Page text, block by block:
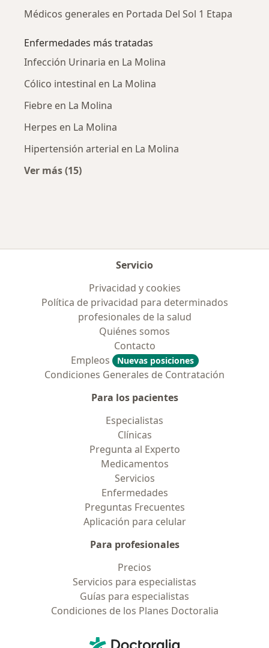
Médicos generales en Portada Del Sol 1 Etapa
Enfermedades más tratadas
Infección Urinaria en La Molina
Cólico intestinal en La Molina
Fiebre en La Molina
Herpes en La Molina
Hipertensión arterial en La Molina
Ver más (15)
Servicio
Privacidad y cookies
Política de privacidad para determinados
profesionales de la salud
Quiénes somos
Contacto
Empleos
Nuevas posiciones
Condiciones Generales de Contratación
Para los pacientes
Especialistas
Clínicas
Pregunta al Experto
Medicamentos
Servicios
Enfermedades
Preguntas Frecuentes
Aplicación para celular
Para profesionales
Precios
Servicios para especialistas
Guías para especialistas
Condiciones de los Planes Doctoralia
Doctoralia - Página de inicio